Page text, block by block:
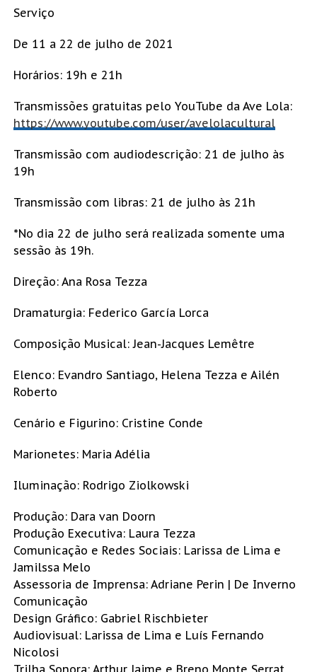
Serviço
De 11 a 22 de julho de 2021
Horários: 19h e 21h
Transmissões gratuitas pelo YouTube da Ave Lola:
https://www.youtube.com/user/avelolacultural
Transmissão com audiodescrição: 21 de julho às
19h
Transmissão com libras: 21 de julho às 21h
*No dia 22 de julho será realizada somente uma
sessão às 19h.
Direção: Ana Rosa Tezza
Dramaturgia: Federico García Lorca
Composição Musical: Jean-Jacques Lemêtre
Elenco: Evandro Santiago, Helena Tezza e Ailén
Roberto
Cenário e Figurino: Cristine Conde
Marionetes: Maria Adélia
Iluminação: Rodrigo Ziolkowski
Produção: Dara van Doorn
Produção Executiva: Laura Tezza
Comunicação e Redes Sociais: Larissa de Lima e
Jamilssa Melo
Assessoria de Imprensa: Adriane Perin | De Inverno
Comunicação
Design Gráfico: Gabriel Rischbieter
Audiovisual: Larissa de Lima e Luís Fernando
Nicolosi
Trilha Sonora: Arthur Jaime e Breno Monte Serrat